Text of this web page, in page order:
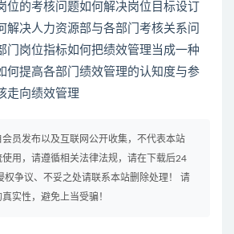
位的考核问题如何解决岗位目标设订
解决人力资源部与各部门考核关系问
门岗位指标如何把绩效管理当成一种
何提高各部门绩效管理的认知度与参
走向绩效管理
员发布以及互联网公开收集，不代表本站
使用，请遵循相关法律法规，请在下载后24
权争议、不妥之处请联系本站删除处理！ 请
实性，避免上当受骗！